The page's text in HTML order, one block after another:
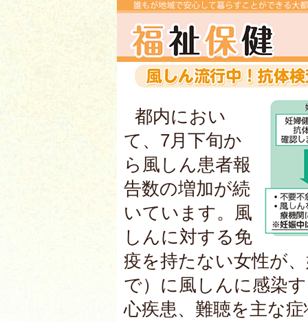
都内におい
て、7月下旬か
ら風しん患者報
告数の増加が続
いています。風
しんに対する免
疫を持たない女性が
で）に風しんに感染
心疾患、難聴を主な